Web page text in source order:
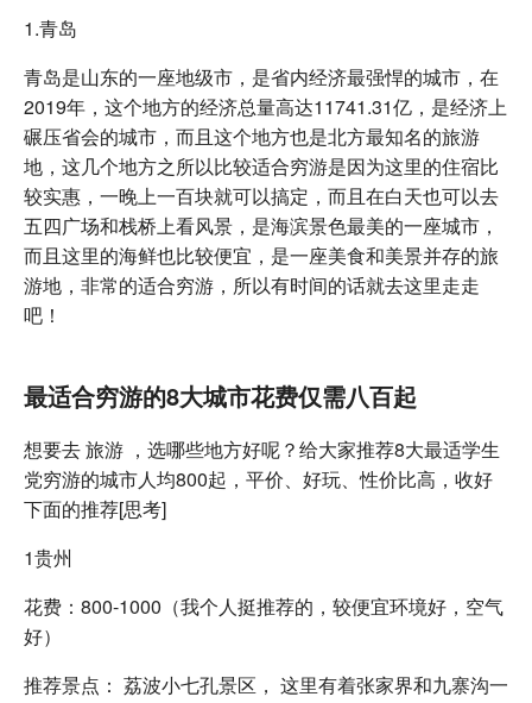
1.青岛
青岛是山东的一座地级市，是省内经济最强悍的城市，在
2019年，这个地方的经济总量高达11741.31亿，是经济上
碾压省会的城市，而且这个地方也是北方最知名的旅游
地，这几个地方之所以比较适合穷游是因为这里的住宿比
较实惠，一晚上一百块就可以搞定，而且在白天也可以去
五四广场和栈桥上看风景，是海滨景色最美的一座城市，
而且这里的海鲜也比较便宜，是一座美食和美景并存的旅
游地，非常的适合穷游，所以有时间的话就去这里走走
吧！
最适合穷游的8大城市花费仅需八百起
想要去 旅游 ，选哪些地方好呢？给大家推荐8大最适学生
党穷游的城市人均800起，平价、好玩、性价比高，收好
下面的推荐[思考]
1贵州
花费：800-1000（我个人挺推荐的，较便宜环境好，空气
好）
推荐景点： 荔波小七孔景区， 这里有着张家界和九寨沟一